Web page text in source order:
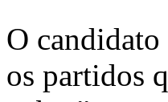
O
os partidos